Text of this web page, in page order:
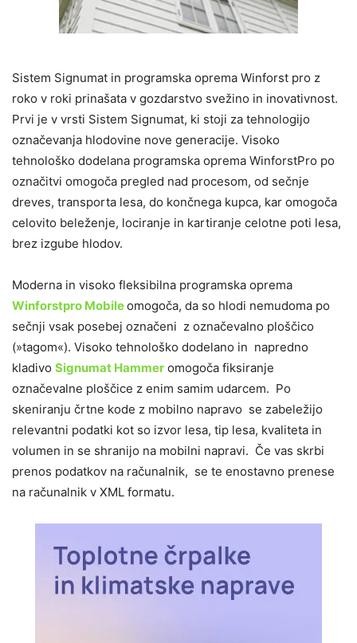
Sistem Signumat in programska oprema Winforst pro z
roko v roki prinašata v gozdarstvo svežino in inovativnost.
Prvi je v vrsti Sistem Signumat, ki stoji za tehnologijo
označevanja hlodovine nove generacije. Visoko
tehnološko dodelana programska oprema WinforstPro po
označitvi omogoča pregled nad procesom, od sečnje
dreves, transporta lesa, do končnega kupca, kar omogoča
celovito beleženje, lociranje in kartiranje celotne poti lesa,
brez izgube hlodov.
Moderna in visoko fleksibilna programska oprema
Winforstpro Mobileomogoča, da so hlodi nemudoma po
sečnji vsak posebej označeni z označevalno ploščico
(»tagom«). Visoko tehnološko dodelano in napredno
kladivo Signumat Hammer omogoča fiksiranje
označevalne ploščice z enim samim udarcem. Po
skeniranju črtne kode z mobilno napravo se zabeležijo
relevantni podatki kot so izvor lesa, tip lesa, kvaliteta in
volumen in se shranijo na mobilni napravi. Če vas skrbi
prenos podatkov na računalnik, se te enostavno prenese
na računalnik v XML formatu.